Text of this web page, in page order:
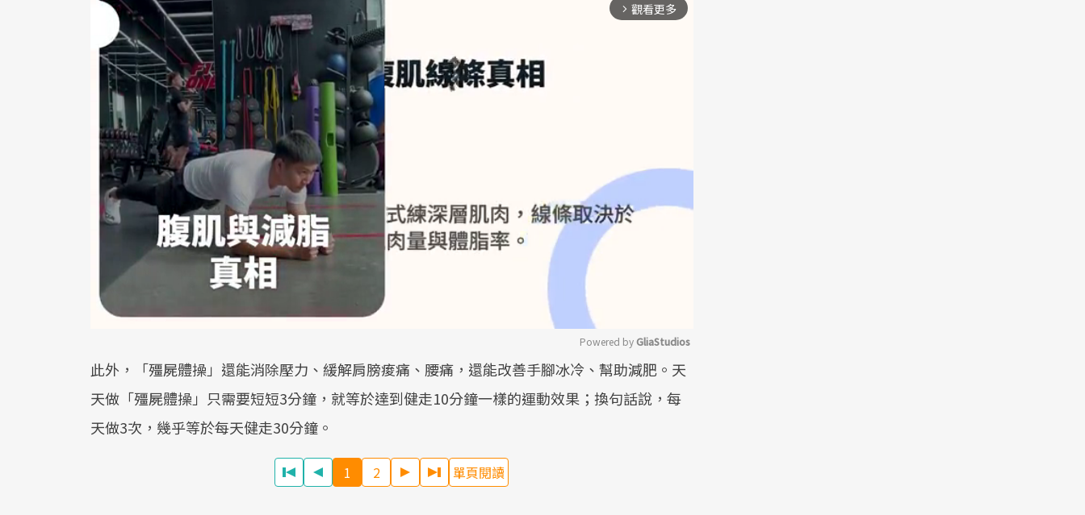
arrow_forward_ios 觀看更多
Mute
Powered by GliaStudios
此外，「殭屍體操」還能消除壓力、緩解肩膀痠痛、腰痛，還能改善手腳冰冷、幫助減肥。天
天做「殭屍體操」只需要短短3分鐘，就等於達到健走10分鐘一樣的運動效果；換句話說，每
天做3次，幾乎等於每天健走30分鐘。
1 2 單頁閱讀